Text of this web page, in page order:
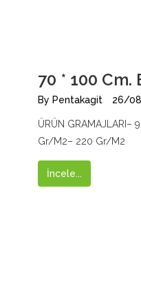
70 * 100
By Pentakagit 26/
ÜRÜN
Gr/M2– 220 Gr/M2
İncele...